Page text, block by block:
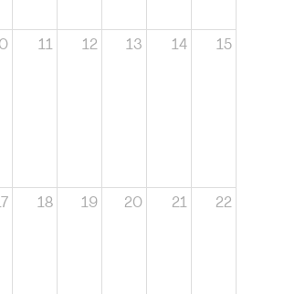
11 12 13 14 15
18 19 20 21 22